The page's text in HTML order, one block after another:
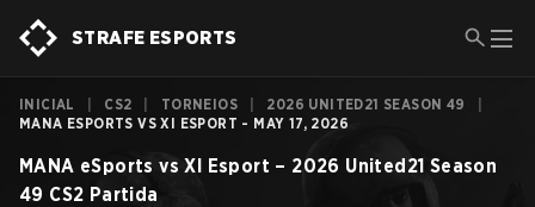
STRAFE ESPORTS
INICIAL CS2 TORNEIOS 2026 UNITED21 SEASON 49
MANA ESPORTS VS XI ESPORT - MAY 17, 2026
MANA eSports vs XI Esport – 2026 United21 Season
49 CS2 Partida